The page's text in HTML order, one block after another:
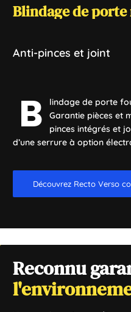
Blindagedeporte
Anti-pinces et joint
B lindage de porte
Garantie pièces et
pinces intégrés et
d’une serrure à option
Découvrez Recto Verso
Blindagedeporte
Avec joint 4 côtés
B
lindage de porte
certification : A2P
main-d'œuvre 10
serrure à option
Découvrez Recto Verso
Reconnu